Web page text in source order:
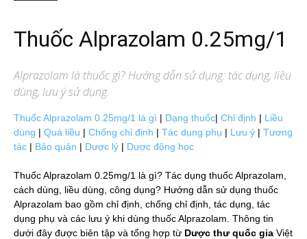
Thuốc Alprazolam 0.25mg/1
Alprazolam là thuốc gì? Hướng dẫn sử dụng: tác dụng, liều
dùng, lưu ý sử dụng.
Thuốc Alprazolam 0.25mg/1 là gì | Dạng thuốc| Chỉ định | Liều
dùng | Quá liều | Chống chỉ định | Tác dụng phụ | Lưu ý | Tương
tác | Bảo quản | Dược lý | Dược động học
Thuốc Alprazolam 0.25mg/1 là gì? Tác dụng thuốc Alprazolam,
cách dùng, liều dùng, công dụng? Hướng dẫn sử dụng thuốc
Alprazolam bao gồm chỉ định, chống chỉ định, tác dụng, tác
dụng phụ và các lưu ý khi dùng thuốc Alprazolam. Thông tin
dưới đây được biên tập và tổng hợp từ Dược thư quốc gia Việt